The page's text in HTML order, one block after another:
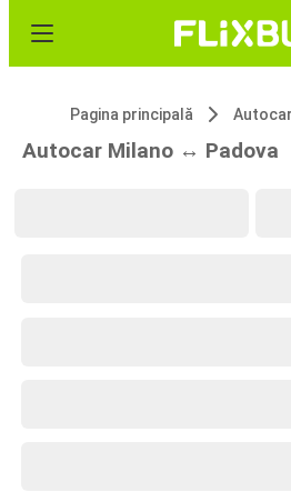
Pagina principală Autocar
Autocar Milano ↔ Padova